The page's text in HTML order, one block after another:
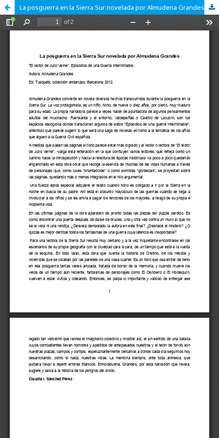
La posguerra en la Sierra Sur novelada por Almudena Grandes